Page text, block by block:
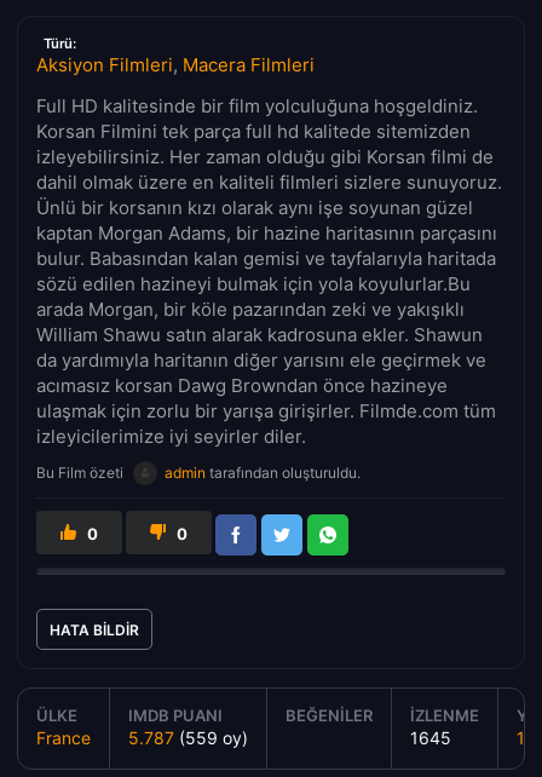
Türü:
Aksiyon Filmleri, Macera Filmleri
Full HD kalitesinde bir film yolculuğuna hoşgeldiniz.
Korsan Filmini tek parça full hd kalitede sitemizden
izleyebilirsiniz. Her zaman olduğu gibi Korsan filmi de
dahil olmak üzere en kaliteli filmleri sizlere sunuyoruz.
Ünlü bir korsanın kızı olarak aynı işe soyunan güzel
kaptan Morgan Adams, bir hazine haritasının parçasını
bulur. Babasından kalan gemisi ve tayfalarıyla haritada
sözü edilen hazineyi bulmak için yola koyulurlar.Bu
arada Morgan, bir köle pazarından zeki ve yakışıklı
William Shawu satın alarak kadrosuna ekler. Shawun
da yardımıyla haritanın diğer yarısını ele geçirmek ve
acımasız korsan Dawg Browndan önce hazineye
ulaşmak için zorlu bir yarışa girişirler. Filmde.com tüm
izleyicilerimize iyi seyirler diler.
Bu Film özeti admin tarafından oluşturuldu.
0 0
HATA BILDIR
ÜLKE
France
IMDB PUANI
5.787 (559 oy)
BEĞENILER İZLENME
1645